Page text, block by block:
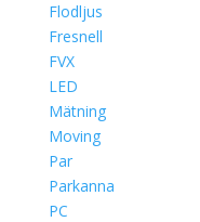
Flodljus
Fresnell
FVX
LED
Mätning
Moving
Par
Parkanna
PC